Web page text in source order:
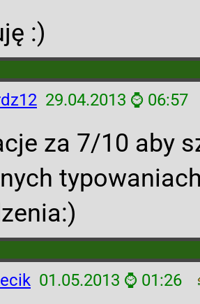
:)
29.04.2013 ⌚ 06:57
za 7/10 aby
01.05.2013 ⌚ 01:26